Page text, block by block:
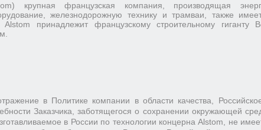
крупная французская компания, производящая
железнодорожную технику и трамваи, также
принадлежит французскому строительному
в Политике компании в области качества,
Заказчика, заботящегося о сохранении окружающей
в России по технологии концерна Alstom, не